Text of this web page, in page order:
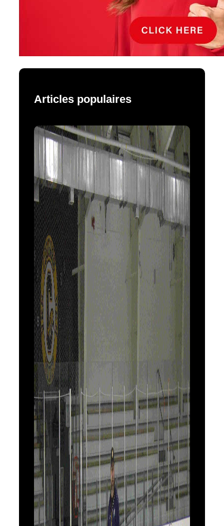
Articles populaires